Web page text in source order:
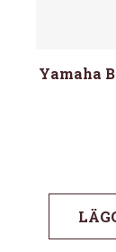
Yamaha